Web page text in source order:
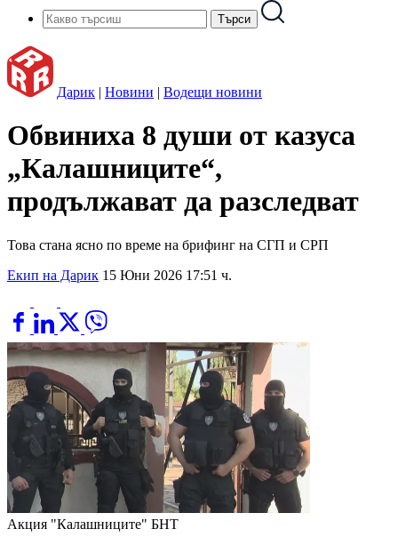
Дарик | Новини | Водещи новини
Обвиниха 8 души от казуса
„Калашниците“,
продължават да разследват
Това стана ясно по време на брифинг на СГП и СРП
Екип на Дарик 15 Юни 2026 17:51 ч.
Акция "Калашниците" БНТ